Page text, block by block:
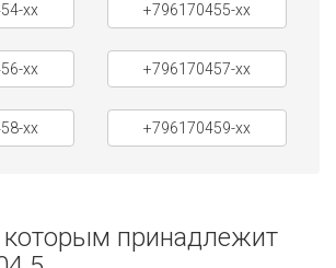
xx +796170455-xx
xx +796170457-xx
xx +796170459-xx
принадлежит